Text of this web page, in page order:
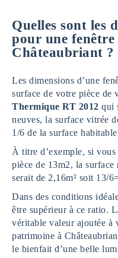
Quelles sont les
pour une
Châteaubriant ?
Les dimensions d’une
surface de votre pièce de
Thermique RT 2012 qui
neuves, la surface vitrée
1/6 de la surface
À titre d’exemple, si
pièce de 13m2, la
serait de 2,16m² soit 13/
Dans des conditions
être supérieur à ce ratio.
véritable valeur ajoutée
patrimoine à
le bienfait d’une belle